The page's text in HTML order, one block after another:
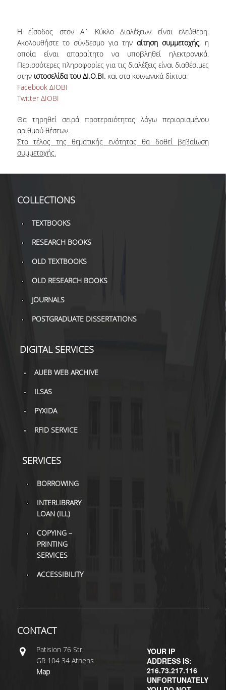
Η είσοδος στον Α΄ Κύκλο Διαλέξεων είναι ελεύθερη.
Ακολουθήστε το σύνδεσμο για τηναίτηση συμμετοχής, η
οποία είναι απαραίτητο να υποβληθεί ηλεκτρονικά.
Περισσότερες πληροφορίες για τις διαλέξεις είναι διαθέσιμες
στην ιστοσελίδα του ΔΙ.Ο.ΒΙ.και στα κοινωνικά δίκτυα:
Facebook ΔΙΟΒΙ
Twitter ΔΙΟΒΙ
Θα τηρηθεί σειρά προτεραιότητας λόγω περιορισμένου
αριθμού θέσεων.
Στο τέλος της θεματικής ενότητας θα δοθεί βεβαίωση
συμμετοχής.
COLLECTIONS
TEXTBOOKS
RESEARCH BOOKS
OLD TEXTBOOKS
OLD RESEARCH BOOKS
JOURNALS
POSTGRADUATE DISSERTATIONS
DIGITAL SERVICES
AUEB WEB ARCHIVE
ILSAS
PYXIDA
RFID SERVICE
SERVICES
BORROWING
INTERLIBRARY
LOAN (ILL)
COPYING –
PRINTING
SERVICES
ACCESSIBILITY
YOUR IP
ADDRESS IS:
216.73.217.116
UNFORTUNATELY
CONTACT
Patisiοn 76 Str.
GR 104 34 Athens
Map